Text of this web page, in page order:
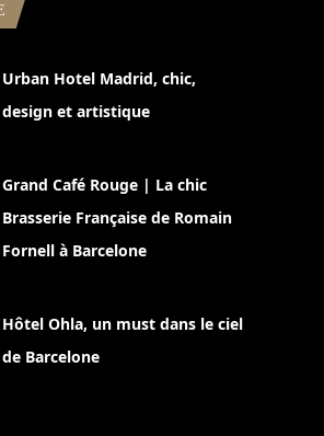
Urban Hotel Madrid, chic,
design et artistique
Grand Café Rouge | La chic
Brasserie Française de Romain
Fornell à Barcelone
Hôtel Ohla, un must dans le ciel
de Barcelone